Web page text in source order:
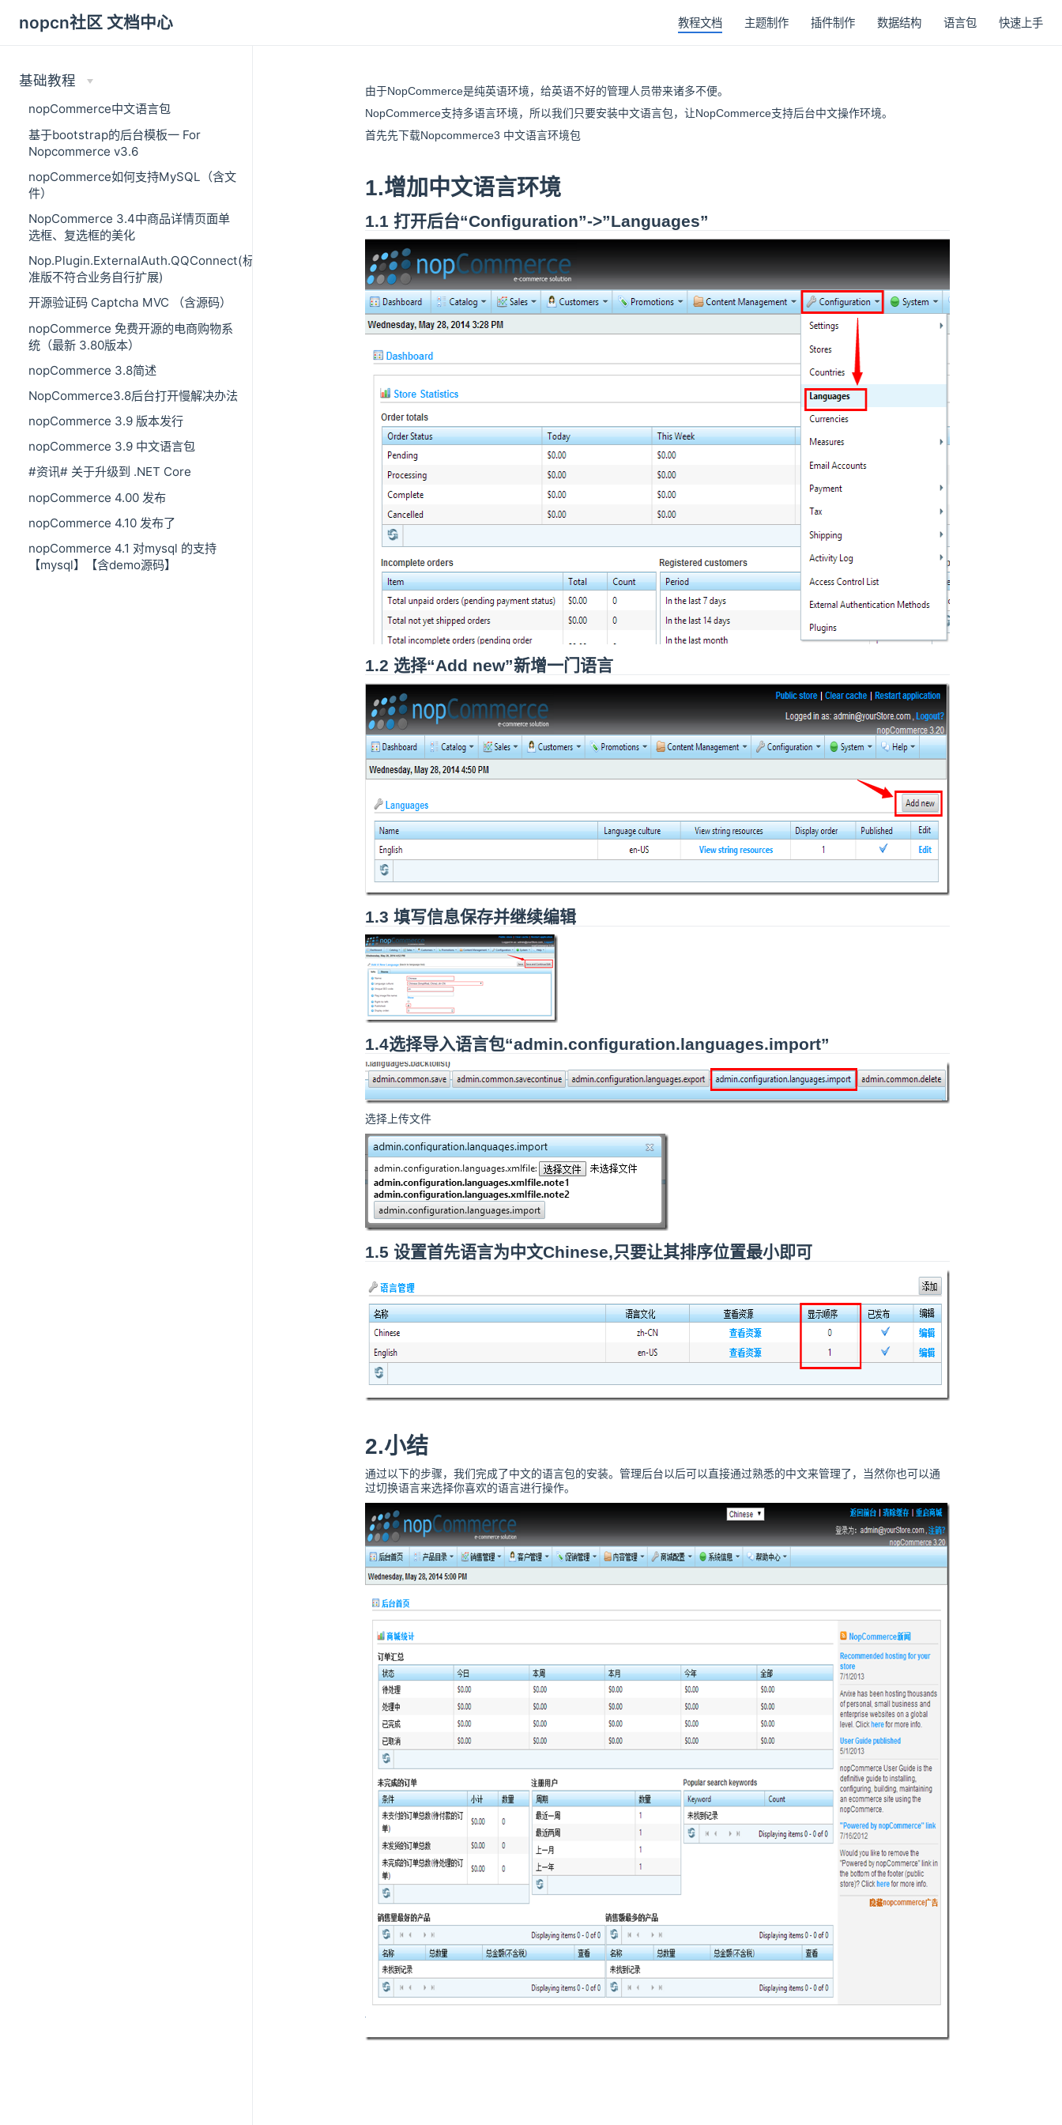
nopcn社区 文档中心 教程文档 主题制作 插件制作 数据结构 语言包 快速上手
基础教程
nopCommerce中文语言包
基于bootstrap的后台模板一 For
Nopcommerce v3.6
nopCommerce如何支持MySQL（含文
件）
NopCommerce 3.4中商品详情页面单
选框、复选框的美化
Nop.Plugin.ExternalAuth.QQConnect(标
准版不符合业务自行扩展)
开源验证码 Captcha MVC （含源码）
nopCommerce 免费开源的电商购物系
统（最新 3.80版本）
nopCommerce 3.8简述
NopCommerce3.8后台打开慢解决办法
nopCommerce 3.9 版本发行
nopCommerce 3.9 中文语言包
#资讯# 关于升级到 .NET Core
nopCommerce 4.00 发布
nopCommerce 4.10 发布了
nopCommerce 4.1 对mysql 的支持
【mysql】【含demo源码】
由于NopCommerce是纯英语环境，给英语不好的管理人员带来诸多不便。
NopCommerce支持多语言环境，所以我们只要安装中文语言包，让NopCommerce支持后台中文操作环境。
首先先下载Nopcommerce3 中文语言环境包
1.增加中文语言环境
1.1 打开后台“Configuration”->”Languages”
1.2 选择“Add new”新增一门语言
1.3 填写信息保存并继续编辑
1.4选择导入语言包“admin.configuration.languages.import”
选择上传文件
1.5 设置首先语言为中文Chinese,只要让其排序位置最小即可
2.小结
通过以下的步骤，我们完成了中文的语言包的安装。管理后台以后可以直接通过熟悉的中文来管理了，当然你也可以通
过切换语言来选择你喜欢的语言进行操作。